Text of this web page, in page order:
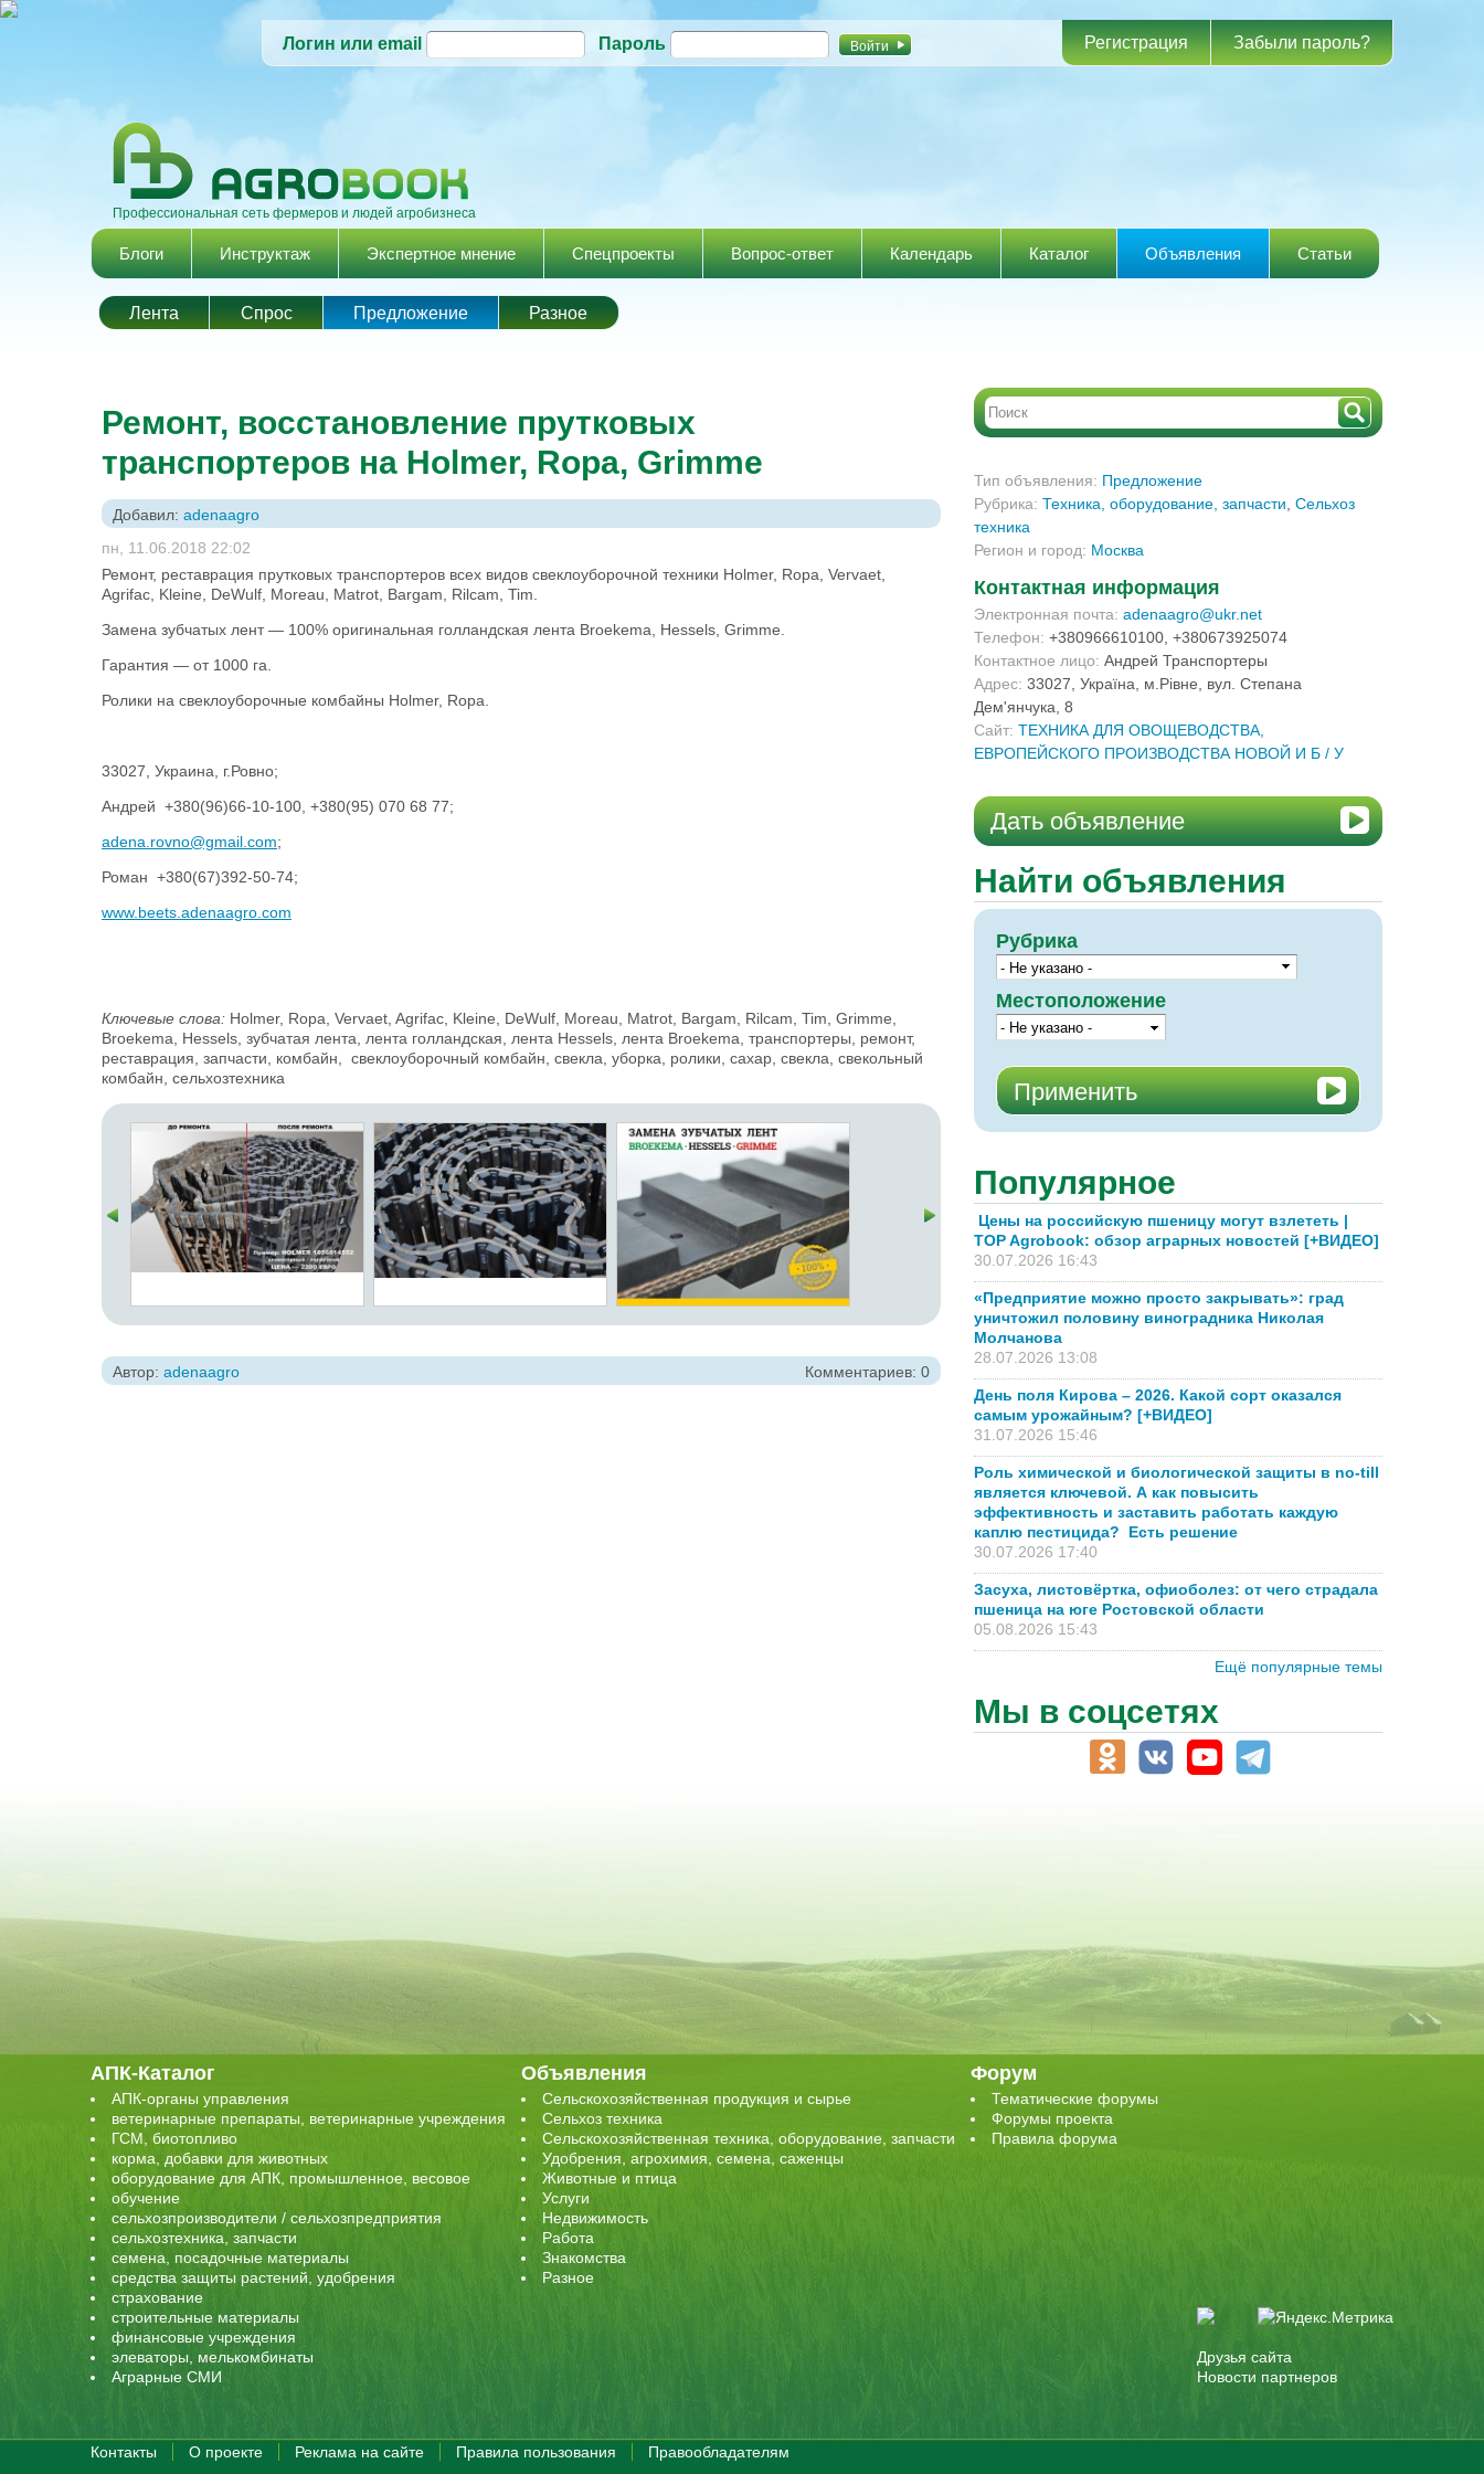
Перейти к
содержанию
Логин или email Пароль Регистрация Забыли пароль?
Профессиональная сеть фермеров и людей агробизнеса
Главное меню
Блоги Инструктаж Экспертное мнение Спецпроекты Вопрос-ответ Календарь Каталог Объявления Статьи
Лента Спрос Предложение Разное
Ремонт, восстановление прутковых
транспортеров на Holmer, Ropa, Grimme
Добавил: adenaagro
пн, 11.06.2018 22:02
Ремонт, реставрация прутковых транспортеров всех видов свеклоуборочной техники Holmer, Ropa, Vervaet,
Agrifac, Kleine, DeWulf, Moreau, Matrot, Bargam, Rilcam, Tim.
Замена зубчатых лент — 100% оригинальная голландская лента Broekema, Hessels, Grimme.
Гарантия — от 1000 га.
Ролики на свеклоуборочные комбайны Holmer, Ropa.
33027, Украина, г.Ровно;
Андрей +380(96)66-10-100, +380(95) 070 68 77;
adena.rovno@gmail.com;
Роман +380(67)392-50-74;
www.beets.adenaagro.com
Ключевые слова: Holmer, Ropa, Vervaet, Agrifac, Kleine, DeWulf, Moreau, Matrot, Bargam, Rilcam, Tim, Grimme,
Broekema, Hessels, зубчатая лента, лента голландская, лента Hessels, лента Broekema, транспортеры, ремонт,
реставрация, запчасти, комбайн, свеклоуборочный комбайн, свекла, уборка, ролики, сахар, свекла, свекольный
комбайн, сельхозтехника
Автор: adenaagro Комментариев: 0
Тип объявления: Предложение
Рубрика: Техника, оборудование, запчасти Сельхоз
техника
Регион и город: Москва
Контактная информация
Электронная почта: adenaagro@ukr.net
Телефон: +380966610100, +380673925074
Контактное лицо: Андрей Транспортеры
Адрес: 33027, Україна, м.Рівне, вул. Степана
Дем'янчука, 8
Сайт: ТЕХНИКА ДЛЯ ОВОЩЕВОДСТВА,
ЕВРОПЕЙСКОГО ПРОИЗВОДСТВА НОВОЙ И Б / У
Дать объявление
Найти объявления
Рубрика
Местоположение
Популярное
Цены на российскую пшеницу могут взлететь |
TOP Agrobook: обзор аграрных новостей [+ВИДЕО]
30.07.2026 16:43
«Предприятие можно просто закрывать»: град
уничтожил половину виноградника Николая
Молчанова
28.07.2026 13:08
День поля Кирова – 2026. Какой сорт оказался
самым урожайным? [+ВИДЕО]
31.07.2026 15:46
Роль химической и биологической защиты в no-till
является ключевой. А как повысить
эффективность и заставить работать каждую
каплю пестицида? Есть решение
30.07.2026 17:40
Засуха, листовёртка, офиоболез: от чего страдала
пшеница на юге Ростовской области
05.08.2026 15:43
Ещё популярные темы
Мы в соцсетях
АПК-Каталог
АПК-органы управления
ветеринарные препараты, ветеринарные учреждения
ГСМ, биотопливо
корма, добавки для животных
оборудование для АПК, промышленное, весовое
обучение
сельхозпроизводители / сельхозпредприятия
сельхозтехника, запчасти
семена, посадочные материалы
средства защиты растений, удобрения
страхование
строительные материалы
финансовые учреждения
элеваторы, мелькомбинаты
Аграрные СМИ
Объявления
Сельскохозяйственная продукция и сырье
Сельхоз техника
Сельскохозяйственная техника, оборудование, запчасти
Удобрения, агрохимия, семена, саженцы
Животные и птица
Услуги
Недвижимость
Работа
Знакомства
Разное
Форум
Тематические форумы
Форумы проекта
Правила форума
Друзья сайта
Новости партнеров
Контакты О проекте Реклама на сайте Правила пользования Правообладателям